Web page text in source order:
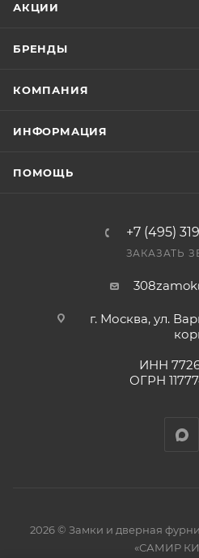
Конечная цена будет
Фактом подтверждения
АКЦИИ
БРЕНДЫ
КОМПАНИЯ
ИНФОРМАЦИЯ
ПОМОЩЬ
+7 (495)
ЗАКАЗАТЬ
г. Москва, ул.
ИНН
ОГРН
2026 © Замки и дверная
«САМИР